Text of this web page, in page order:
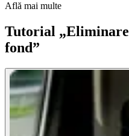
Află mai multe
Tutorial
fond”